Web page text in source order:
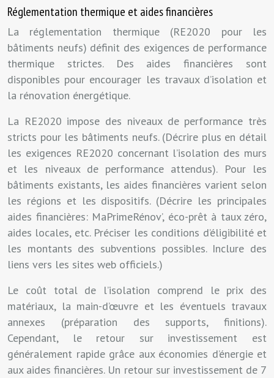
Réglementation thermique et aides financières
La réglementation thermique (RE2020 pour les
bâtiments neufs) définit des exigences de performance
thermique strictes. Des aides financières sont
disponibles pour encourager les travaux d’isolation et
la rénovation énergétique.
La RE2020 impose des niveaux de performance très
stricts pour les bâtiments neufs. (Décrire plus en détail
les exigences RE2020 concernant l’isolation des murs
et les niveaux de performance attendus). Pour les
bâtiments existants, les aides financières varient selon
les régions et les dispositifs. (Décrire les principales
aides financières: MaPrimeRénov’, éco-prêt à taux zéro,
aides locales, etc. Préciser les conditions d’éligibilité et
les montants des subventions possibles. Inclure des
liens vers les sites web officiels.)
Le coût total de l’isolation comprend le prix des
matériaux, la main-d’œuvre et les éventuels travaux
annexes (préparation des supports, finitions).
Cependant, le retour sur investissement est
généralement rapide grâce aux économies d’énergie et
aux aides financières. Un retour sur investissement de 7